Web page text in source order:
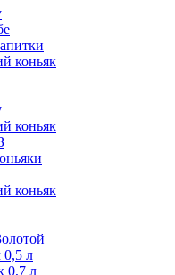
коньяк
коньяк
коньяк
л
0,7 л